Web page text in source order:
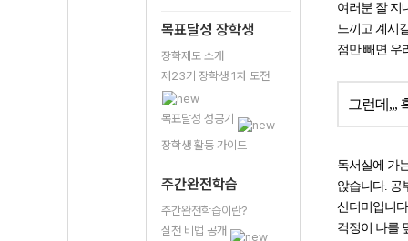
목표달성 장학생
장학제도 소개
제23기 장학생 1차 도전
목표달성 성공기
장학생 활동 가이드
주간완전학습
주간완전학습이란?
실천 비법 공개
여러분 잘 지
느끼고 계시
점만 빼면 우
그런데,,,
독서실에 가
앉습니다. 공
산더미입니
걱정이 나를